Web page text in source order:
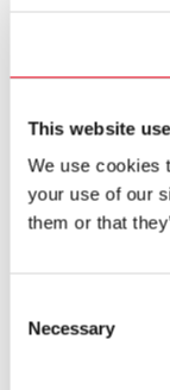
This website
We use cookies
your use of our
them or that
Selection
Necessary